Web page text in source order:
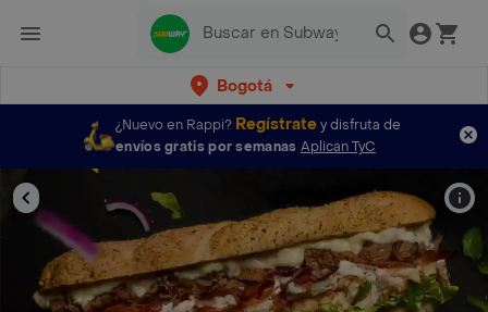
Bogotá
¿Nuevo en Rappi? Regístratey disfruta de
envíos gratis por semanas Aplican TyC